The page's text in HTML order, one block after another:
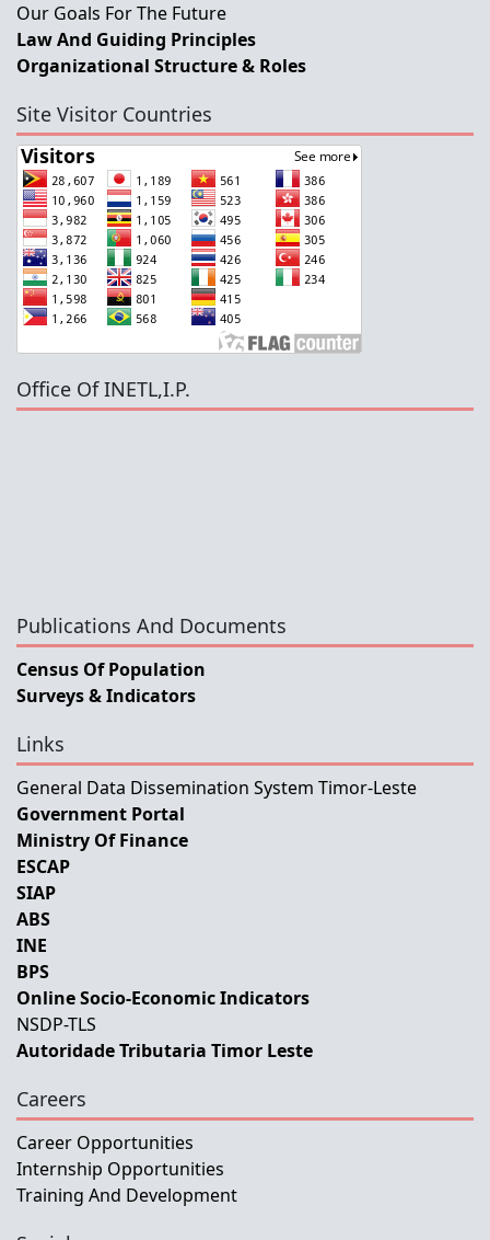
Our Goals For The Future
Law And Guiding Principles
Organizational Structure & Roles
Site Visitor Countries
Office Of INETL,I.P.
Publications And Documents
Census Of Population
Surveys & Indicators
Links
General Data Dissemination System Timor-Leste
Government Portal
Ministry Of Finance
ESCAP
SIAP
ABS
INE
BPS
Online Socio-Economic Indicators
NSDP-TLS
Autoridade Tributaria Timor Leste
Careers
Career Opportunities
Internship Opportunities
Training And Development